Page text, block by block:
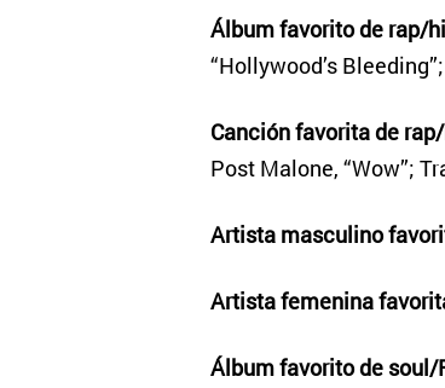
Álbum favorito de rap/
“Hollywood’s
Canción favorita de
Post Malone, “Wow”;
Artista masculino
Artista femenina
Álbum favorito de soul/